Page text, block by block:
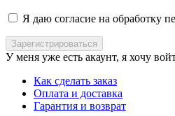
Я даю согласие на обработку
У меня уже есть акаунт, я хочу
Как сделать заказ
Оплата и доставка
Гарантия и возврат